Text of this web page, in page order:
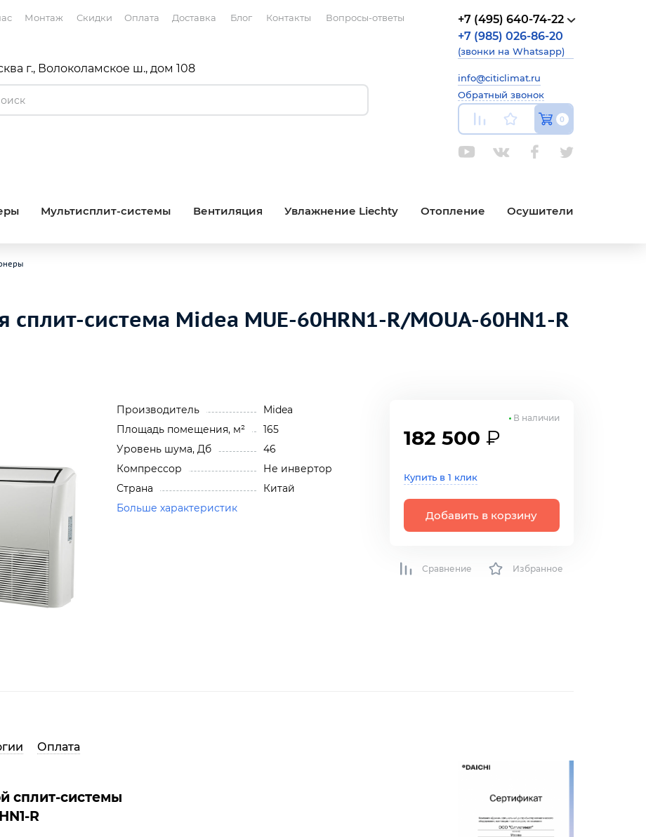
Монтаж Скидки Оплата Доставка Блог Контакты Вопросы-ответы
г., Волоколамское ш., дом 108
+7 (495) 640-74-22
+7 (985) 026-86-20
(звонки на Whatsapp)
info@citiclimat.ru
Обратный звонок
0
Мультисплит-системы Вентиляция Увлажнение Liechty Отопление Осушители
система Midea MUE-60HRN1-R/MOUA-60HN1-R
Производитель
Midea
Площадь помещения, м²
165
Уровень шума, Дб
46
Компрессор
Не инвертор
Страна
Китай
Больше характеристик
182 500 ₽
Купить в 1 клик
Добавить в корзину
В наличии
Сравнение Избранное
Оплата
сплит-системы
R